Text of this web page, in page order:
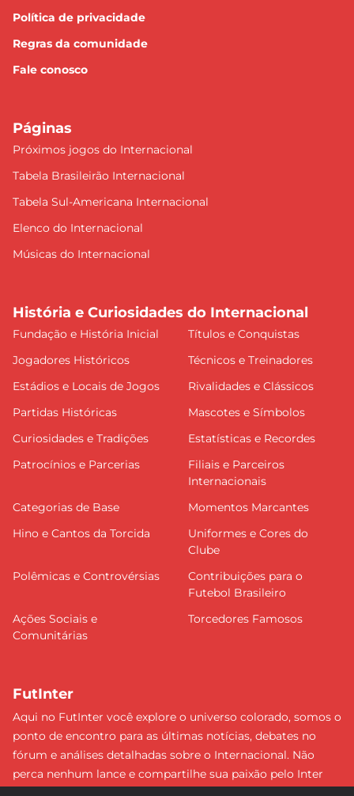
Política de privacidade
Regras da comunidade
Fale conosco
Páginas
Próximos jogos do Internacional
Tabela Brasileirão Internacional
Tabela Sul-Americana Internacional
Elenco do Internacional
Músicas do Internacional
História e Curiosidades do Internacional
Fundação e História Inicial
Títulos e Conquistas
Jogadores Históricos
Técnicos e Treinadores
Estádios e Locais de Jogos
Rivalidades e Clássicos
Partidas Históricas
Mascotes e Símbolos
Curiosidades e Tradições
Estatísticas e Recordes
Patrocínios e Parcerias
Filiais e Parceiros
Internacionais
Categorias de Base
Momentos Marcantes
Hino e Cantos da Torcida
Uniformes e Cores do
Clube
Polêmicas e Controvérsias
Contribuições para o
Futebol Brasileiro
Ações Sociais e
Comunitárias
Torcedores Famosos
FutInter
Aqui no FutInter você explore o universo colorado, somos o
ponto de encontro para as últimas notícias, debates no
fórum e análises detalhadas sobre o Internacional. Não
perca nenhum lance e compartilhe sua paixão pelo Inter